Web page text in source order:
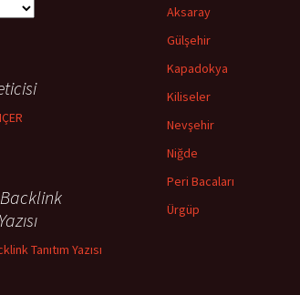
Aksaray
Gülşehir
Kapadokya
Kiliseler
Nevşehir
Niğde
Peri Bacaları
Ürgüp
Tanıtım Yazısı